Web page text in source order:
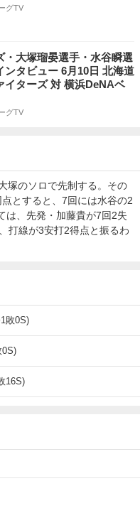
グTV
・大塚瑠晏選手・水谷瞬選
ンタビュー 6月10日 北海道
イターズ 対 横浜DeNAベ
グTV
塚のソロで先制する。その
とすると、7回には水谷の2
は、先発・加藤貴が7回2失
打線が3安打2得点と振るわ
敗0S)
0S)
16S)